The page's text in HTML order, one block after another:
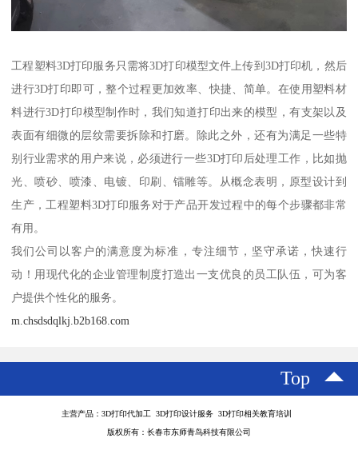
工程塑料3D打印服务只需将3D打印模型文件上传到3D打印机，然后
进行3D打印即可，整个过程更加效率、快捷、简单。在使用塑料材
料进行3D打印模型制作时，我们知道打印出来的模型，有支架以及
表面有细微的层纹需要拆除和打磨。除此之外，还有为满足一些特
别行业需求的用户来说，必须进行一些3D打印后处理工作，比如抛
光、喷砂、喷漆、电镀、印刷、镭雕等。从概念表明，原型设计到
生产，工程塑料3D打印服务对于产品开发过程中的每个步骤都非常
有用。
我们公司以客户的满意度为标准，专注细节，坚守承诺，快速行
动！用现代化的企业管理制度打造出一支优良的员工队伍，可为客
户提供个性化的服务。
m.chsdsdqlkj.b2b168.com
Top
主营产品：3D打印代加工 3D打印设计服务 3D打印相关教育培训
版权所有：长春市东师青鸟科技有限公司